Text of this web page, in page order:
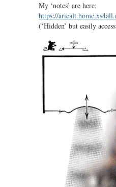
My ‘notes’ are here:
https://
(‘Hidden’ but easily